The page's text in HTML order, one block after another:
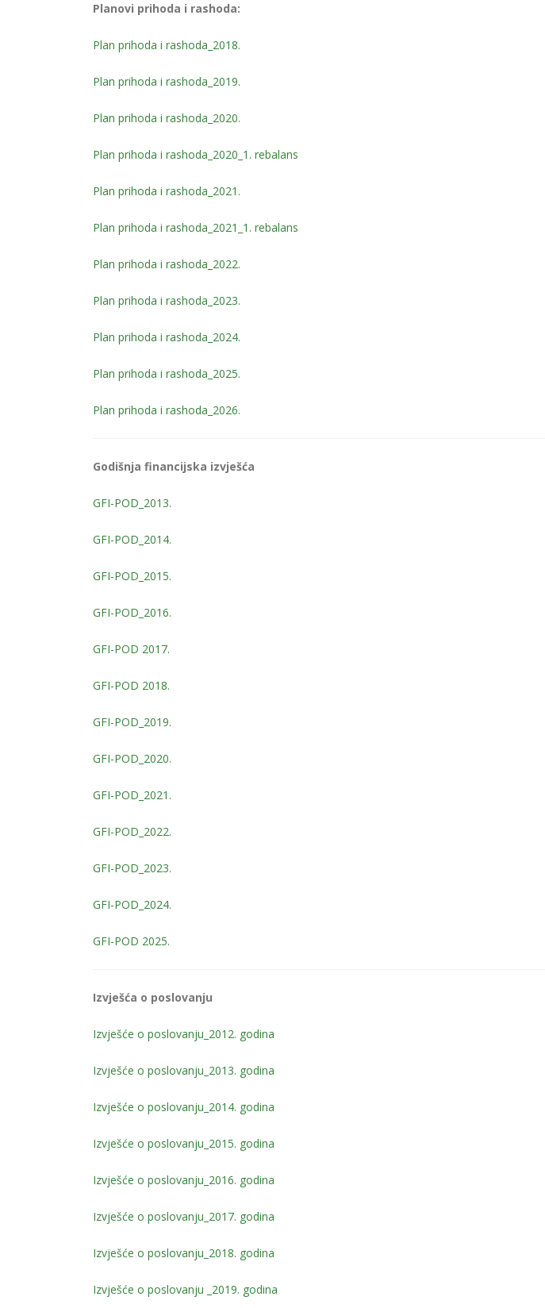
Planovi prihoda i rashoda:
Plan prihoda i rashoda_2018.
Plan prihoda i rashoda_2019.
Plan prihoda i rashoda_2020.
Plan prihoda i rashoda_2020_1. rebalans
Plan prihoda i rashoda_2021.
Plan prihoda i rashoda_2021_1. rebalans
Plan prihoda i rashoda_2022.
Plan prihoda i rashoda_2023.
Plan prihoda i rashoda_2024.
Plan prihoda i rashoda_2025.
Plan prihoda i rashoda_2026.
Godišnja financijska izvješća
GFI-POD_2013.
GFI-POD_2014.
GFI-POD_2015.
GFI-POD_2016.
GFI-POD 2017.
GFI-POD 2018.
GFI-POD_2019.
GFI-POD_2020.
GFI-POD_2021.
GFI-POD_2022.
GFI-POD_2023.
GFI-POD_2024.
GFI-POD 2025.
Izvješća o poslovanju
Izvješće o poslovanju_2012. godina
Izvješće o poslovanju_2013. godina
Izvješće o poslovanju_2014. godina
Izvješće o poslovanju_2015. godina
Izvješće o poslovanju_2016. godina
Izvješće o poslovanju_2017. godina
Izvješće o poslovanju_2018. godina
Izvješće o poslovanju _2019. godina